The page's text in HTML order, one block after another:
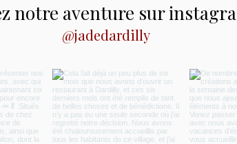
notre aventure sur
@jadedardilly